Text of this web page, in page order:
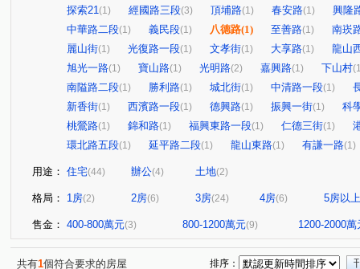
探索21(1) 經國路三段(3) 頂埔路(1) 春安路(1)
興隆
中華路二段(1) 義民段(1) 八德路(1) 至善路(1)
南崁
麗山街(1) 光復路一段(1) 文孝街(1) 大享路(1)
龍山
旭光一路(1) 寶山路(1) 光明路(2) 嘉興路(1) 下山村
南隘路二段(1) 勝利路(1) 城北街(1) 中清路一段(1)
新香街(1) 西濱路一段(1) 德興路(1) 振興一街(1)
科
桃鶯路(1) 錦和路(1) 福興東路一段(1) 仁德三街(1)
環北路五段(1) 延平路二段(1) 龍山東路(1) 有謙一路(1)
用途： 住宅(44) 辦公(4) 土地(2)
格局： 1房(2) 2房(6) 3房(24) 4房(6) 5房以上
售金： 400-800萬元(3) 800-1200萬元(9) 1200-2000萬
共有1個符合要求的房屋 排序：